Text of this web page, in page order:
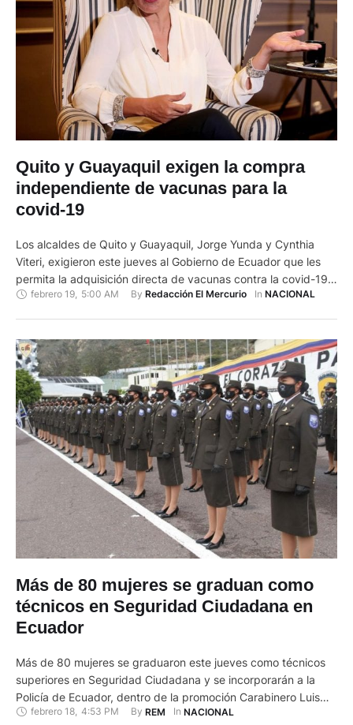
Quito y Guayaquil exigen la compra
independiente de vacunas para la
covid-19
Los alcaldes de Quito y Guayaquil, Jorge Yunda y Cynthia
Viteri, exigieron este jueves al Gobierno de Ecuador que les
permita la adquisición directa de vacunas contra la covid-19,
dada la lentitud con la que, a su juicio, las autoridades
febrero 19 5:00 AM By Redacción El Mercurio In NACIONAL
Más de 80 mujeres se graduan como
técnicos en Seguridad Ciudadana en
Ecuador
Más de 80 mujeres se graduaron este jueves como técnicos
superiores en Seguridad Ciudadana y se incorporarán a la
Policía de Ecuador, dentro de la promoción Carabinero Luis
Morillo Hurtado, de la Séptima Cohorte. En un acto en las
febrero 18, 4:53 PM By REM In NACIONAL